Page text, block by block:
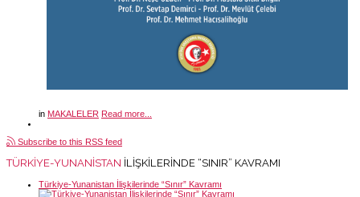
in MAKALELER Read more...
Subscribe to this RSS feed
TÜRKIYE-YUNANISTAN İLIŞKILERINDE “SINIR” KAVRAMI
Türkiye-Yunanistan İlişkilerinde “Sınır” Kavramı